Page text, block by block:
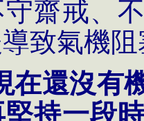
齋戒、
致氣機
在還沒有
堅持一段